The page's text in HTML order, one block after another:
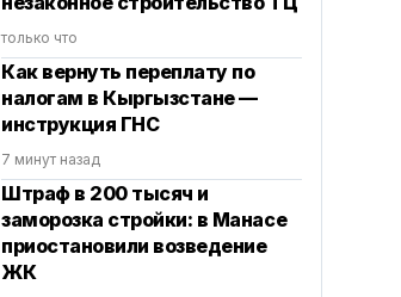
только что
Как вернуть переплату по
налогам в Кыргызстане —
инструкция ГНС
7 минут назад
Штраф в 200 тысяч и
заморозка стройки: в Манасе
приостановили возведение
ЖК